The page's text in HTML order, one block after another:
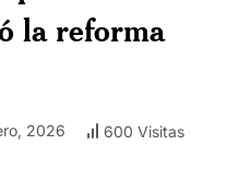
la reforma
2026 600 Visitas